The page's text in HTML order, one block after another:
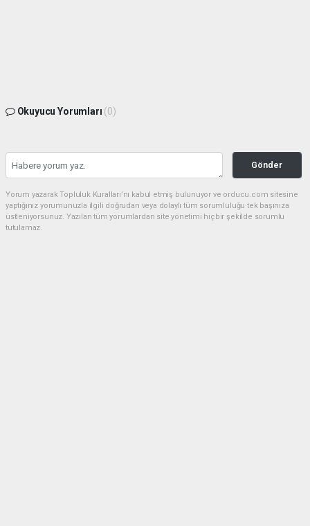
Okuyucu Yorumları (0)
Gönder
Yorum yazarak Topluluk Kuralları’nı kabul etmiş bulunuyor ve orducu.com sitesine
yaptığınız yorumunuzla ilgili doğrudan veya dolaylı tüm sorumluluğu tek başınıza
üstleniyorsunuz. Yazılan tüm yorumlardan site yönetimi hiçbir şekilde sorumlu
tutulamaz.